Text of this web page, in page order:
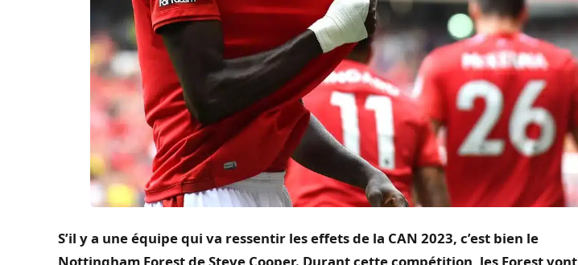
S’il y a une équipe qui va ressentir les effets de la CAN 2023, c’est bien le